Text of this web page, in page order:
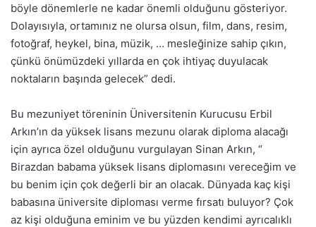
böyle dönemlerle ne kadar önemli olduğunu gösteriyor.
Dolayısıyla, ortamınız ne olursa olsun, film, dans, resim,
fotoğraf, heykel, bina, müzik, … mesleğinize sahip çıkın,
çünkü önümüzdeki yıllarda en çok ihtiyaç duyulacak
noktaların başında gelecek” dedi.
Bu mezuniyet töreninin Üniversitenin Kurucusu Erbil
Arkın’ın da yüksek lisans mezunu olarak diploma alacağı
için ayrıca özel olduğunu vurgulayan Sinan Arkın, “
Birazdan babama yüksek lisans diplomasını vereceğim ve
bu benim için çok değerli bir an olacak. Dünyada kaç kişi
babasına üniversite diploması verme fırsatı buluyor? Çok
az kişi olduğuna eminim ve bu yüzden kendimi ayrıcalıklı